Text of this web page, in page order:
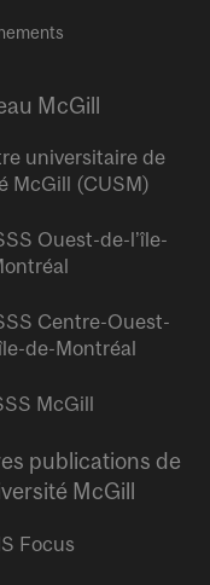
McGill
universitaire de
McGill (CUSM)
Ouest-de-l’île-
Centre-Ouest-
de-Montréal
McGill
publications de
McGill
Focus